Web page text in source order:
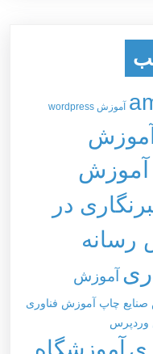
آموزش wordpress
آموزش
آموزش
در
رسانه
آموزش
چاپ آموزش فناوری
وردپرس
آموزشگاه